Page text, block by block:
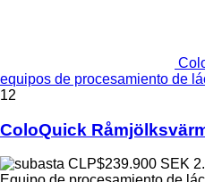
equipos de procesamiento de
12
ColoQuick
CLP$239.900 SEK